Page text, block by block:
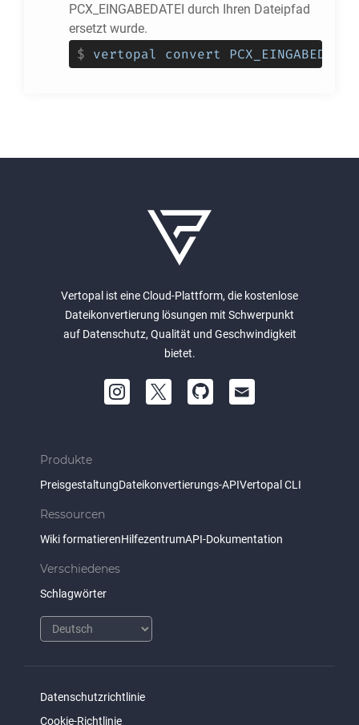
PCX_EINGABEDATEI durch Ihren Dateipfad
ersetzt wurde.
$ vertopal convert
Vertopal ist eine Cloud-Plattform, die kostenlose
Dateikonvertierung lösungen mit Schwerpunkt
auf Datenschutz, Qualität und Geschwindigkeit
bietet.
Produkte
PreisgestaltungDateikonvertierungs-APIVertopal CLI
Ressourcen
Wiki formatierenHilfezentrumAPI-Dokumentation
Verschiedenes
Schlagwörter
Datenschutzrichtlinie
Cookie-Richtlinie